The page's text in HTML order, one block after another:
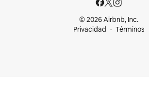
© 2026 Airbnb, Inc.
Privacidad
Términos